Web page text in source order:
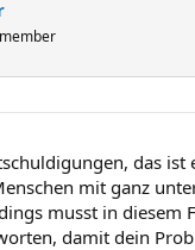
das ist
mit ganz
musst in diesem
damit dein